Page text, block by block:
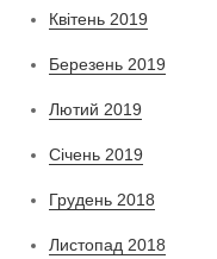
Квітень 2019
Березень 2019
Лютий 2019
Січень 2019
Грудень 2018
Листопад 2018